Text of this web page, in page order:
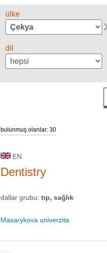
ülke
dil
bulunmuş olanlar: 30
EN
Dentistry
dallar grubu: tıp, sağlık
Masarykova univerzita